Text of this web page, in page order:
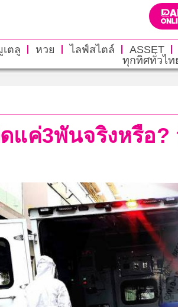
เตลู หวย ไลฟ์สไตล์ ASSET
ทุกทิศทั่วไท
ดแค่3พันจริงหรือ